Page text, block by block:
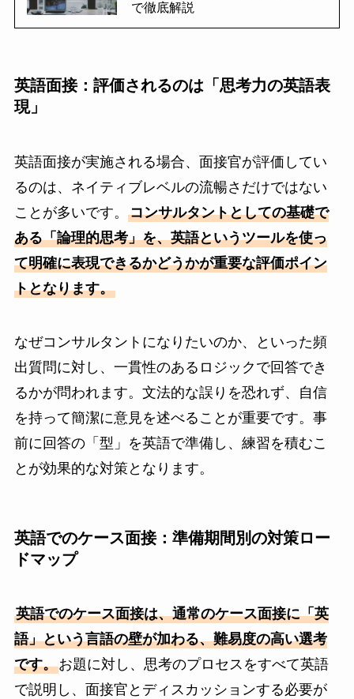
で徹底解説
英語面接：評価されるのは「思考力の英語表
現」
英語面接が実施される場合、面接官が評価してい
るのは、ネイティブレベルの流暢さだけではない
ことが多いです。 コンサルタントとしての基礎で
ある「論理的思考」を、英語というツールを使っ
て明確に表現できるかどうかが重要な評価ポイン
トとなります。
なぜコンサルタントになりたいのか、といった頻
出質問に対し、一貫性のあるロジックで回答でき
るかが問われます。文法的な誤りを恐れず、自信
を持って簡潔に意見を述べることが重要です。事
前に回答の「型」を英語で準備し、練習を積むこ
とが効果的な対策となります。
英語でのケース面接：準備期間別の対策ロー
ドマップ
英語でのケース面接は、通常のケース面接に「英
語」という言語の壁が加わる、難易度の高い選考
です。お題に対し、思考のプロセスをすべて英語
で説明し、面接官とディスカッションする必要が